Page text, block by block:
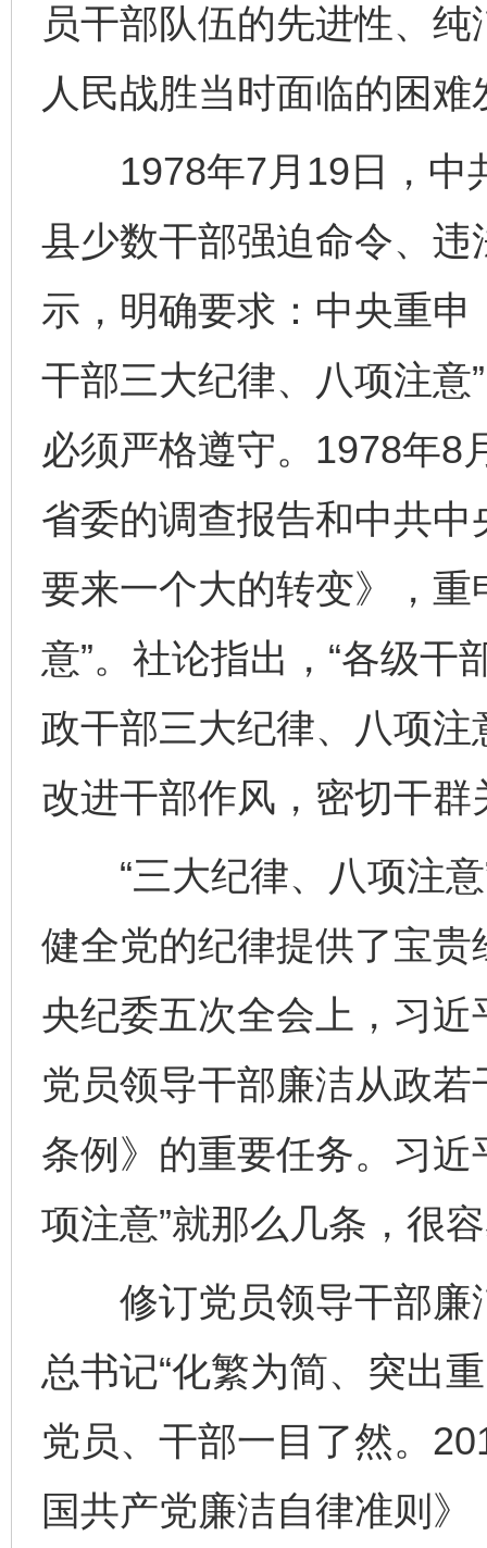
员干部队伍的先进性、
人民战胜当时面临的困
1978年7月19日，中
县少数干部强迫命令、
示，明确要求：中央重申
干部三大纪律、八项注意
必须严格遵守。1978年8
省委的调查报告和中共
要来一个大的转变》，重
意”。社论指出，“各级干
政干部三大纪律、八项注
改进干部作风，密切干群
“三大纪律、八项注意
健全党的纪律提供了宝
央纪委五次全会上，习
党员领导干部廉洁从政
条例》的重要任务。习近
项注意”就那么几条，很
修订党员领导干部廉
总书记“化繁为简、突出
党员、干部一目了然。
国共产党廉洁自律准则